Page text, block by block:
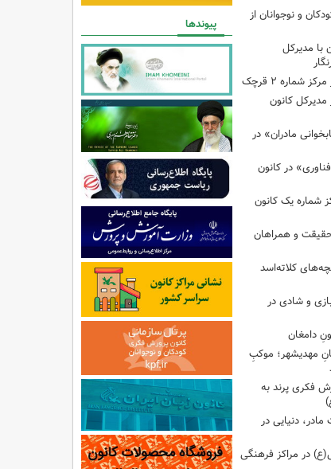
و نوجوانان از
با مدیرکل
۲ قرچک
مدیرکل کانون
مادران» در
در کانون
شماره یک کانون
حقیقت و همراهان
کلاته‌اسد
و شادی در
دامغان
مهدیشهر؛ موکبِ
فکری پرند به
دنیایی در
در مراکز فرهنگی
پیوندها